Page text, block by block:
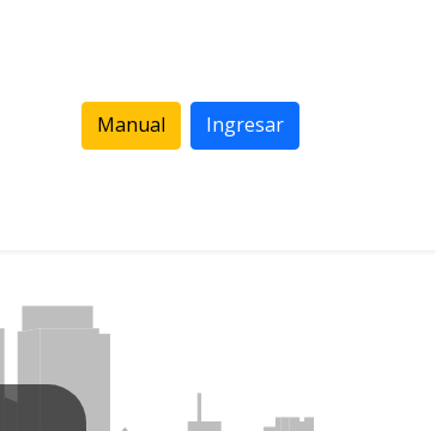
Manual Ingresar